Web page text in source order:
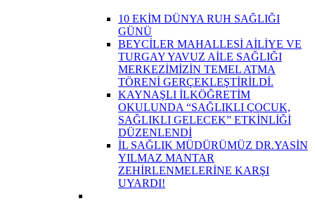
10 EKİM DÜNYA RUH SAĞLIĞI
GÜNÜ
BEYCİLER MAHALLESİ AİLİYE VE
TURGAY YAVUZ AİLE SAĞLIĞI
MERKEZİMİZİN TEMEL ATMA
TÖRENİ GERÇEKLEŞTİRİLDİ.
KAYNAŞLI İLKÖĞRETİM
OKULUNDA “SAĞLIKLI ÇOCUK,
SAĞLIKLI GELECEK” ETKİNLİĞİ
DÜZENLENDİ
İL SAĞLIK MÜDÜRÜMÜZ DR.YASİN
YILMAZ MANTAR
ZEHİRLENMELERİNE KARŞI
UYARDI!